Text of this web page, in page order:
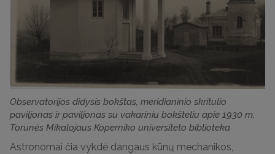
Observatorijos didysis bokštas, meridianinio skritulio
paviljonas ir paviljonas su vakariniu bokšteliu apie 1930 m.
Torunės Mikalojaus Koperniko universiteto biblioteka
Astronomai čia vykdė dangaus kūnų mechanikos,